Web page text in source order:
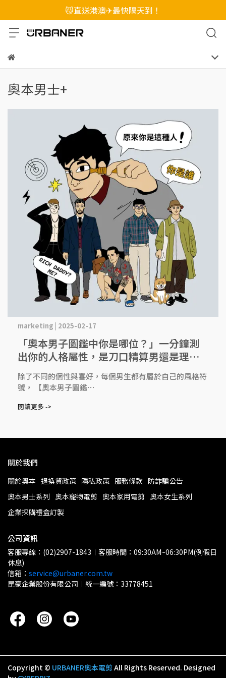
😼直送港澳✈最快隔天到！
奧本男士+
「奧本男子圖鑑中你是哪位？」一分鐘測
出你的人格屬性，是刀口精算男還是理性
工科男？
marketing | 2025-02-17
除了不同的個性與喜好，每個男生都有屬於自己的風格符
號， 【奧本男子圖鑑⋯
閱讀更多 ->
關於我們
關於奧本 退換貨政策 隱私政策 服務條款 防詐騙公告
奧本男士系列 奧本寵物電剪 奧本家用電剪 奧本女生系列
企業採購禮盒訂製
公司資訊
客服專線：(02)2907-1843︱客服時間：09:30AM~06:30PM(例假日
休息)
信箱： service@urbaner.com.tw
昆豪企業股份有限公司︱統一編號：33778451
Copyright © URBANER奧本電剪 All Rights Reserved. Designed